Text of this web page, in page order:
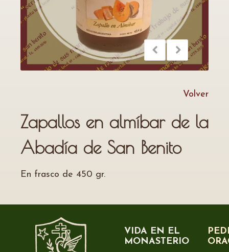
Volver
Zapallos en almíbar de la
Abadía de San Benito
En frasco de 450 gr.
VIDA EN EL
MONASTERIO